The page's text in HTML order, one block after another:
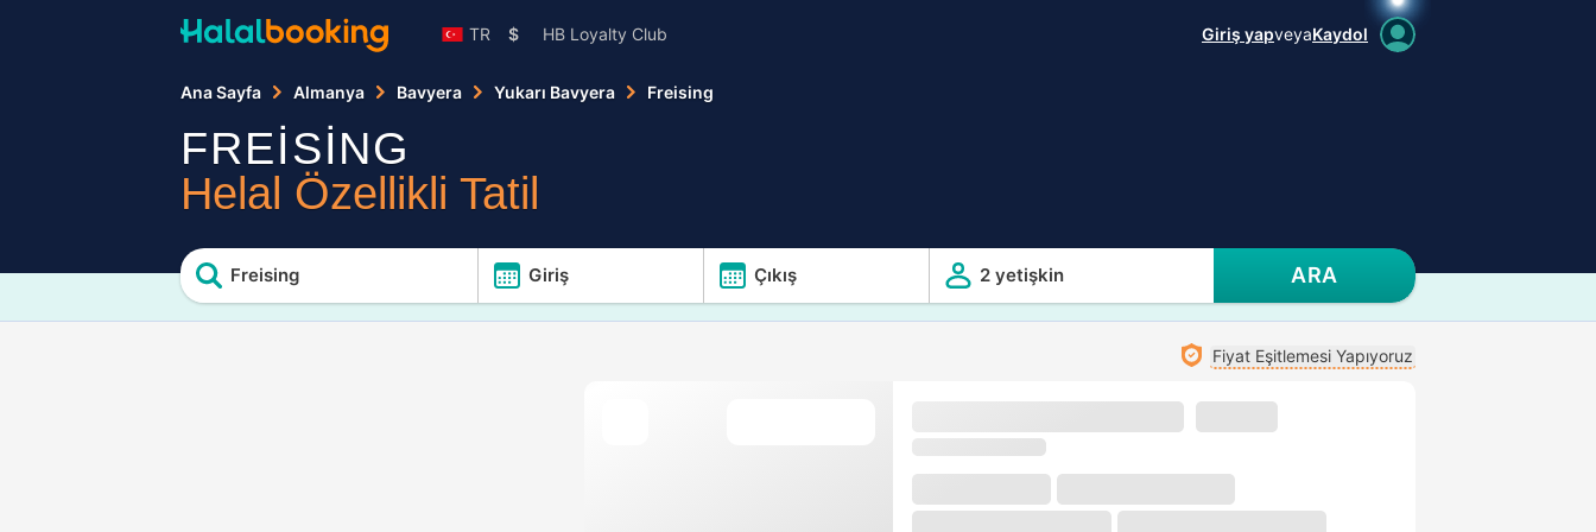
TR $ HB Loyalty Club Giriş yapveyaKaydol
Ana Sayfa Almanya Bavyera Yukarı Bavyera Freising
FREİSİNG
Helal Özellikli Tatil
Freising Giriş Çıkış 2 yetişkin ARA
Fiyat Eşitlemesi Yapıyoruz